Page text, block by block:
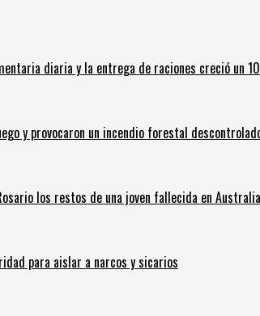
diaria y la entrega de raciones creció un
y provocaron un incendio forestal
los restos de una joven fallecida en Australia
para aislar a narcos y sicarios